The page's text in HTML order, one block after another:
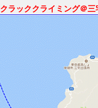
クラッククライミング＠三